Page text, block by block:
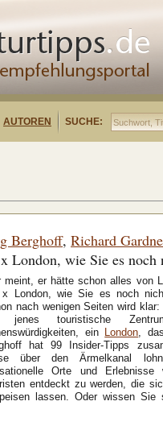
AUTOREN SUCHE:
Berghoff, Richard
London, wie Sie es noch
meint, er hätte schon alles von
x London, wie Sie es noch
nach wenigen Seiten wird
jenes touristische
ein
London,
hat 99 Insider-Tipps
über den Ärmelkanal
Orte und Erlebnisse
entdeckt zu werden, die
lassen. Oder wissen Sie